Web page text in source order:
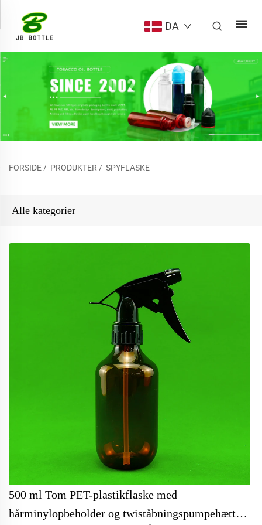
DA
FORSIDE/ PRODUKTER/ SPYFLASKE
Alle kategorier
500 ml Tom PET-plastikflaske med
hårminylopbeholder og twiståbningspumpehætte